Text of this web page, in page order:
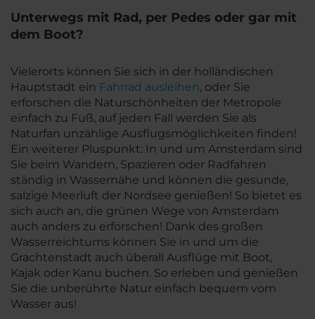
Unterwegs mit Rad, per Pedes oder gar mit
dem Boot?
Vielerorts können Sie sich in der holländischen
Hauptstadt ein Fahrrad ausleihen, oder Sie
erforschen die Naturschönheiten der Metropole
einfach zu Fuß, auf jeden Fall werden Sie als
Naturfan unzählige Ausflugsmöglichkeiten finden!
Ein weiterer Pluspunkt: In und um Amsterdam sind
Sie beim Wandern, Spazieren oder Radfahren
ständig in Wassernähe und können die gesunde,
salzige Meerluft der Nordsee genießen! So bietet es
sich auch an, die grünen Wege von Amsterdam
auch anders zu erforschen! Dank des großen
Wasserreichtums können Sie in und um die
Grachtenstadt auch überall Ausflüge mit Boot,
Kajak oder Kanu buchen. So erleben und genießen
Sie die unberührte Natur einfach bequem vom
Wasser aus!